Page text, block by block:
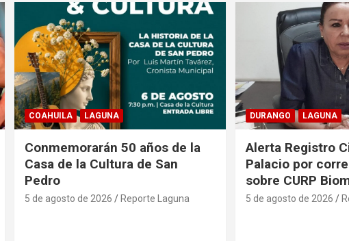
COAHUILA LAGUNA
Conmemorarán 50 años de la
Casa de la Cultura de San
Pedro
5 de agosto de 2026 Reporte Laguna
DURANGO LAGUNA
Alerta Registro
Palacio por
sobre CURP
5 de agosto de 2026